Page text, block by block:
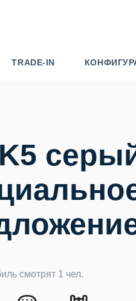
TRADE-IN
смотрят 1 чел.